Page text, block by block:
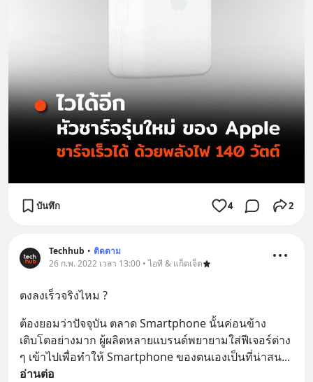
บันทึก 4 2
Techhub • ติดตาม
26 ก.พ. 2022 เวลา 13:00 • ไอที & แก็ดเจ็ต
ตงลงเร็วจริงไหม ?
ต้องยอมว่าปัจจุบัน ตลาด Smartphone นั้นค่อนข้าง
เติบโตอย่างมาก ผู้ผลิตหลายแบรนด์พยายามใส่ฟีเจอร์ต่าง
ๆ เข้าไปเพื่อทำให้ Smartphone ของตนเองเป็นที่น่าสน
อ่านต่อ